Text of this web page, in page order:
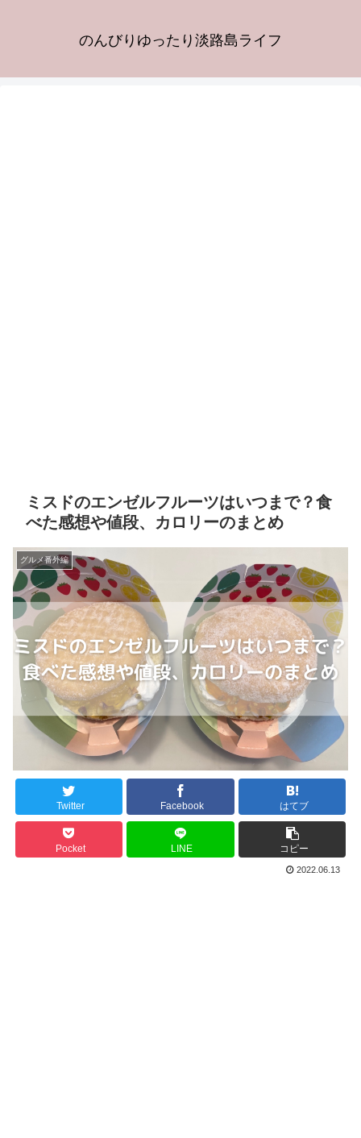
のんびりゆったり淡路島ライフ
ミスドのエンゼルフルーツはいつまで？食
べた感想や値段、カロリーのまとめ
グルメ番外編
Twitter Facebook はてブ
Pocket LINE コピー
2022.06.13